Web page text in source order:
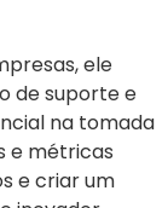
ele
de suporte e
na tomada
e métricas
e criar um